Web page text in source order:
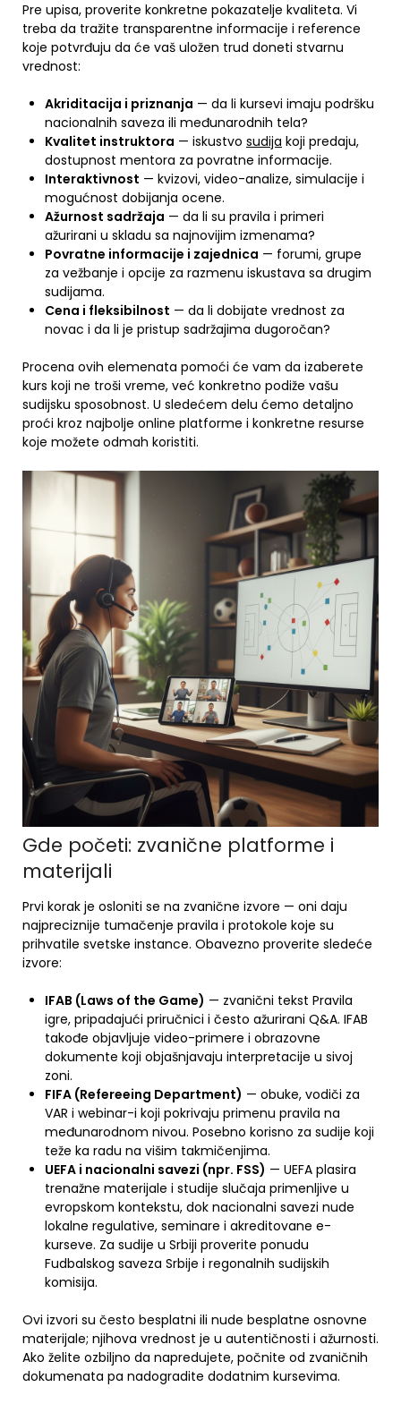
Pre upisa, proverite konkretne pokazatelje kvaliteta. Vi
treba da tražite transparentne informacije i reference
koje potvrđuju da će vaš uložen trud doneti stvarnu
vrednost:
Akriditacija i priznanja — da li kursevi imaju podršku
nacionalnih saveza ili međunarodnih tela?
Kvalitet instruktora — iskustvo sudija koji predaju,
dostupnost mentora za povratne informacije.
Interaktivnost — kvizovi, video-analize, simulacije i
mogućnost dobijanja ocene.
Ažurnost sadržaja — da li su pravila i primeri
ažurirani u skladu sa najnovijim izmenama?
Povratne informacije i zajednica — forumi, grupe
za vežbanje i opcije za razmenu iskustava sa drugim
sudijama.
Cena i fleksibilnost — da li dobijate vrednost za
novac i da li je pristup sadržajima dugoročan?
Procena ovih elemenata pomoći će vam da izaberete
kurs koji ne troši vreme, već konkretno podiže vašu
sudijsku sposobnost. U sledećem delu ćemo detaljno
proći kroz najbolje online platforme i konkretne resurse
koje možete odmah koristiti.
Gde početi: zvanične platforme i
materijali
Prvi korak je osloniti se na zvanične izvore — oni daju
najpreciznije tumačenje pravila i protokole koje su
prihvatile svetske instance. Obavezno proverite sledeće
izvore:
IFAB (Laws of the Game) — zvanični tekst Pravila
igre, pripadajući priručnici i često ažurirani Q&A. IFAB
takođe objavljuje video-primere i obrazovne
dokumente koji objašnjavaju interpretacije u sivoj
zoni.
FIFA (Refereeing Department) — obuke, vodiči za
VAR i webinar-i koji pokrivaju primenu pravila na
međunarodnom nivou. Posebno korisno za sudije koji
teže ka radu na višim takmičenjima.
UEFA i nacionalni savezi (npr. FSS) — UEFA plasira
trenažne materijale i studije slučaja primenljive u
evropskom kontekstu, dok nacionalni savezi nude
lokalne regulative, seminare i akreditovane e-
kurseve. Za sudije u Srbiji proverite ponudu
Fudbalskog saveza Srbije i regonalnih sudijskih
komisija.
Ovi izvori su često besplatni ili nude besplatne osnovne
materijale; njihova vrednost je u autentičnosti i ažurnosti.
Ako želite ozbiljno da napredujete, počnite od zvaničnih
dokumenata pa nadogradite dodatnim kursevima.